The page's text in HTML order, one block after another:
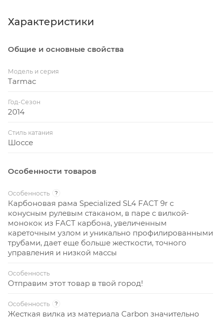
Характеристики
Общие и основные свойства
Модель и серия
Tarmac
Год-Сезон
2014
Стиль катания
Шоссе
Особенности товаров
Особенность ?
Карбоновая рама Specialized SL4 FACT 9r с
конусным рулевым стаканом, в паре с вилкой-
монокок из FACT карбона, увеличенным
кареточным узлом и уникально профилированными
трубами, дает еще больше жесткости, точного
управления и низкой массы
Особенность
Отправим этот товар в твой город!
Особенность ?
Жесткая вилка из материала Carbon значительно